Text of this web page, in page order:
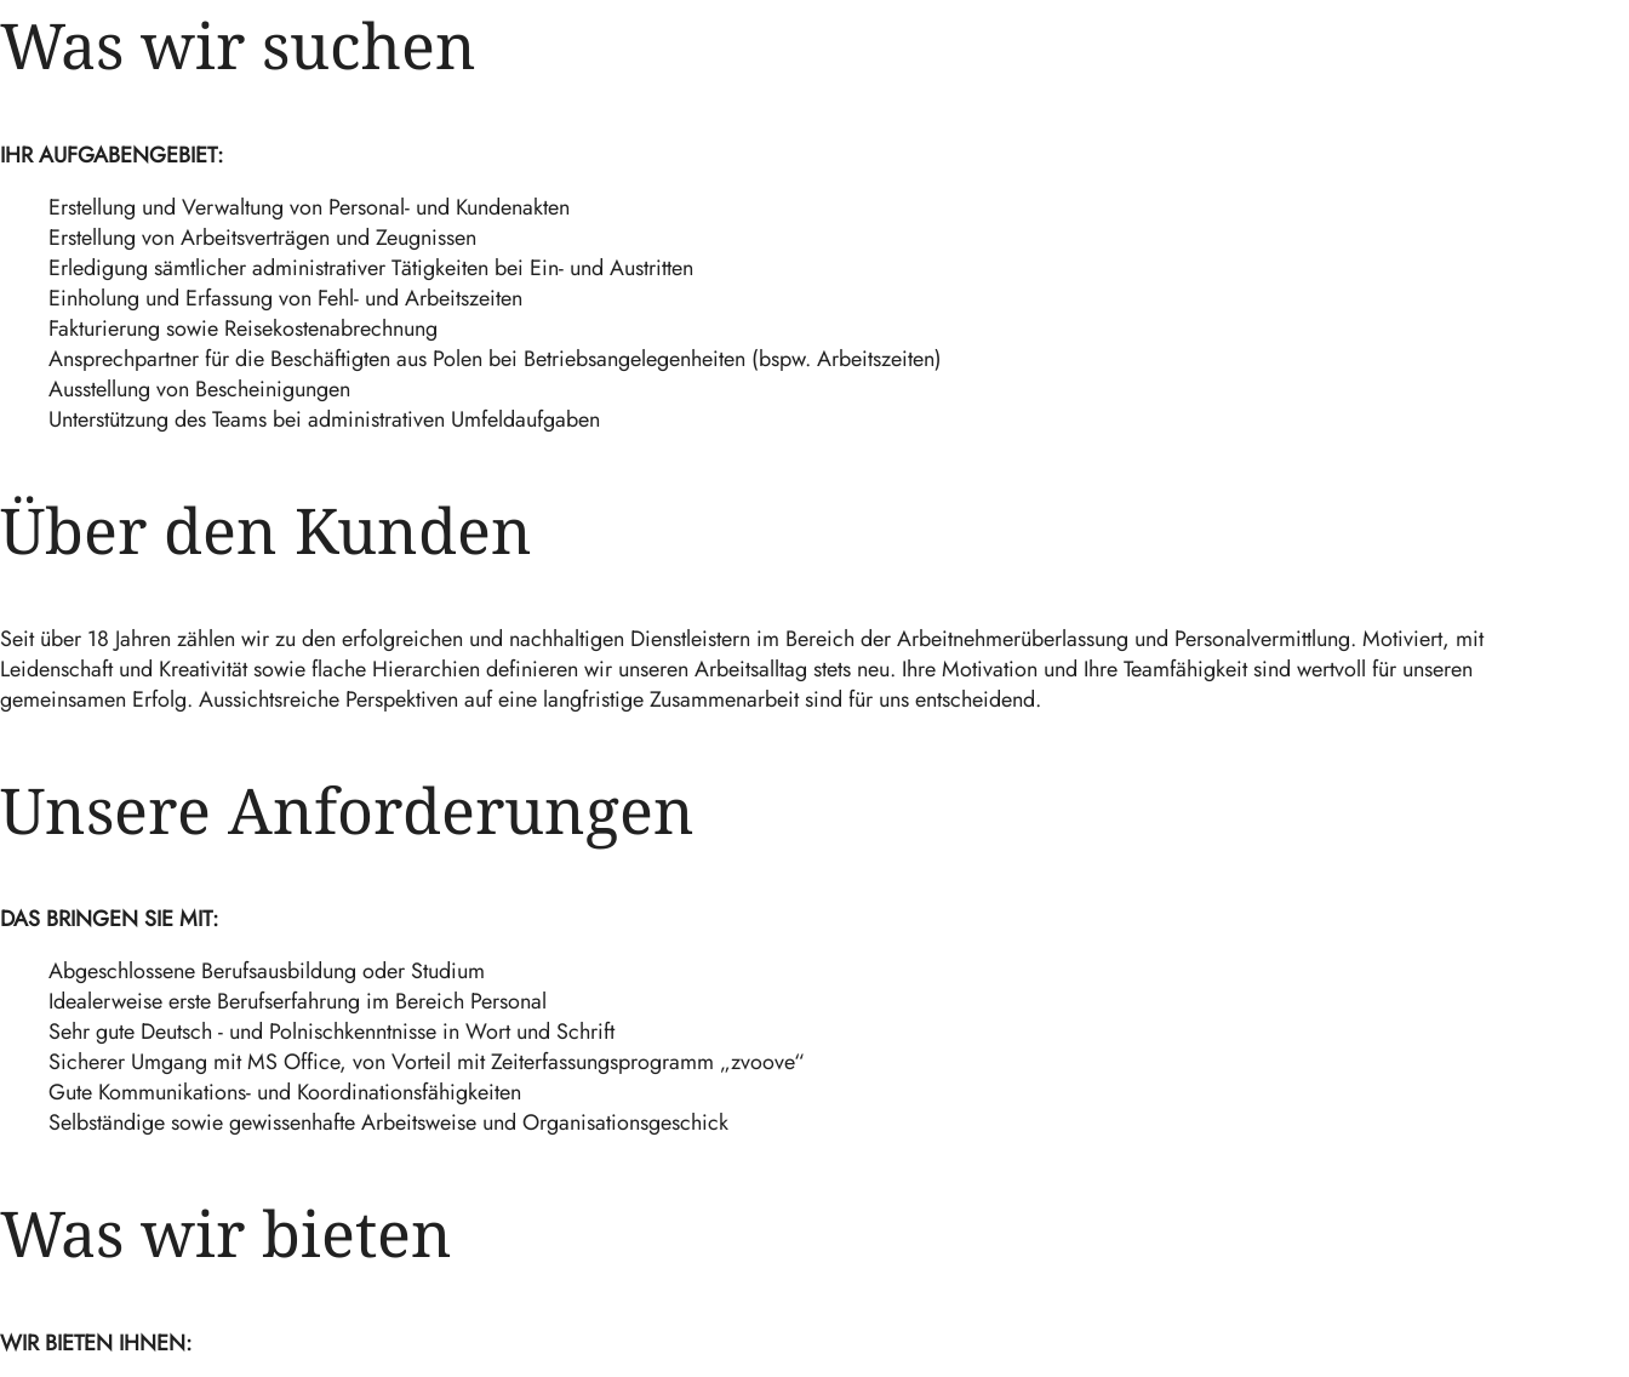
Was wir suchen
IHR AUFGABENGEBIET:
Erstellung und Verwaltung von Personal- und Kundenakten
Erstellung von Arbeitsverträgen und Zeugnissen
Erledigung sämtlicher administrativer Tätigkeiten bei Ein- und Austritten
Einholung und Erfassung von Fehl- und Arbeitszeiten
Fakturierung sowie Reisekostenabrechnung
Ansprechpartner für die Beschäftigten aus Polen bei Betriebsangelegenheiten (bspw. Arbeitszeiten)
Ausstellung von Bescheinigungen
Unterstützung des Teams bei administrativen Umfeldaufgaben
Über den Kunden
Seit über 18 Jahren zählen wir zu den erfolgreichen und nachhaltigen Dienstleistern im Bereich der Arbeitnehmerüberlassung und Personalvermittlung. Motiviert, mit
Leidenschaft und Kreativität sowie flache Hierarchien definieren wir unseren Arbeitsalltag stets neu. Ihre Motivation und Ihre Teamfähigkeit sind wertvoll für unseren
gemeinsamen Erfolg. Aussichtsreiche Perspektiven auf eine langfristige Zusammenarbeit sind für uns entscheidend.
Unsere Anforderungen
DAS BRINGEN SIE MIT:
Abgeschlossene Berufsausbildung oder Studium
Idealerweise erste Berufserfahrung im Bereich Personal
Sehr gute Deutsch - und Polnischkenntnisse in Wort und Schrift
Sicherer Umgang mit MS Office, von Vorteil mit Zeiterfassungsprogramm „zvoove“
Gute Kommunikations- und Koordinationsfähigkeiten
Selbständige sowie gewissenhafte Arbeitsweise und Organisationsgeschick
Was wir bieten
WIR BIETEN IHNEN: